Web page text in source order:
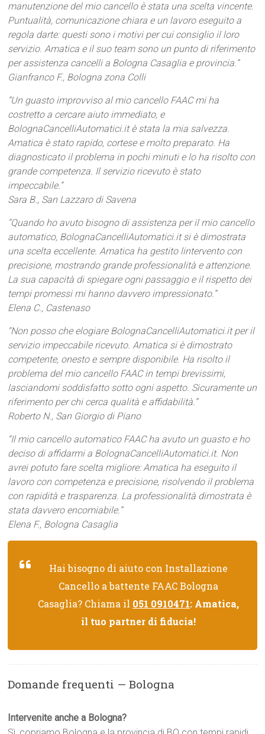
manutenzione del mio cancello è stata una scelta vincente.
Puntualità, comunicazione chiara e un lavoro eseguito a
regola darte: questi sono i motivi per cui consiglio il loro
servizio. Amatica e il suo team sono un punto di riferimento
per assistenza cancelli a Bologna Casaglia e provincia.”
Gianfranco F., Bologna zona Colli
“Un guasto improvviso al mio cancello FAAC mi ha
costretto a cercare aiuto immediato, e
BolognaCancelliAutomatici.it è stata la mia salvezza.
Amatica è stato rapido, cortese e molto preparato. Ha
diagnosticato il problema in pochi minuti e lo ha risolto con
grande competenza. Il servizio ricevuto è stato
impeccabile.”
Sara B., San Lazzaro di Savena
“Quando ho avuto bisogno di assistenza per il mio cancello
automatico, BolognaCancelliAutomatici.it si è dimostrata
una scelta eccellente. Amatica ha gestito lintervento con
precisione, mostrando grande professionalità e attenzione.
La sua capacità di spiegare ogni passaggio e il rispetto dei
tempi promessi mi hanno davvero impressionato.”
Elena C., Castenaso
“Non posso che elogiare BolognaCancelliAutomatici.it per il
servizio impeccabile ricevuto. Amatica si è dimostrato
competente, onesto e sempre disponibile. Ha risolto il
problema del mio cancello FAAC in tempi brevissimi,
lasciandomi soddisfatto sotto ogni aspetto. Sicuramente un
riferimento per chi cerca qualità e affidabilità.”
Roberto N., San Giorgio di Piano
“Il mio cancello automatico FAAC ha avuto un guasto e ho
deciso di affidarmi a BolognaCancelliAutomatici.it. Non
avrei potuto fare scelta migliore: Amatica ha eseguito il
lavoro con competenza e precisione, risolvendo il problema
con rapidità e trasparenza. La professionalità dimostrata è
stata davvero encomiabile.”
Elena F., Bologna Casaglia
Hai bisogno di aiuto con Installazione
Cancello a battente FAAC Bologna
Casaglia? Chiama il 051 0910471: Amatica,
il tuo partner di fiducia!
Domande frequenti — Bologna
Intervenite anche a Bologna?